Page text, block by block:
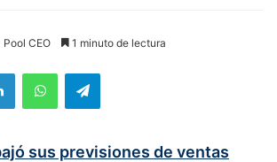
Pool CEO 1 minuto de lectura
sus previsiones de ventas